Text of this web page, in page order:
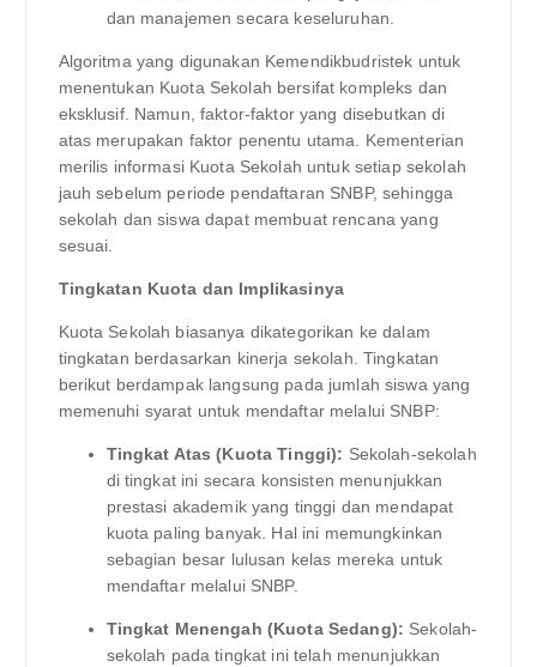
dan manajemen secara keseluruhan.
Algoritma yang digunakan Kemendikbudristek untuk
menentukan Kuota Sekolah bersifat kompleks dan
eksklusif. Namun, faktor-faktor yang disebutkan di
atas merupakan faktor penentu utama. Kementerian
merilis informasi Kuota Sekolah untuk setiap sekolah
jauh sebelum periode pendaftaran SNBP, sehingga
sekolah dan siswa dapat membuat rencana yang
sesuai.
Tingkatan Kuota dan Implikasinya
Kuota Sekolah biasanya dikategorikan ke dalam
tingkatan berdasarkan kinerja sekolah. Tingkatan
berikut berdampak langsung pada jumlah siswa yang
memenuhi syarat untuk mendaftar melalui SNBP:
Tingkat Atas (Kuota Tinggi): Sekolah-sekolah
di tingkat ini secara konsisten menunjukkan
prestasi akademik yang tinggi dan mendapat
kuota paling banyak. Hal ini memungkinkan
sebagian besar lulusan kelas mereka untuk
mendaftar melalui SNBP.
Tingkat Menengah (Kuota Sedang): Sekolah-
sekolah pada tingkat ini telah menunjukkan